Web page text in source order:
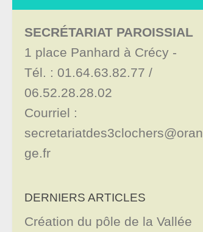
SECRÉTARIAT PAROISSIAL
1 place Panhard à Crécy -
Tél. : 01.64.63.82.77 /
06.52.28.28.02
Courriel :
secretariatdes3clochers@oran
ge.fr
DERNIERS ARTICLES
Création du pôle de la Vallée